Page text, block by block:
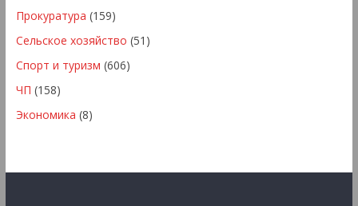
Прокуратура (159)
Сельское хозяйство (51)
Спорт и туризм (606)
ЧП (158)
Экономика (8)